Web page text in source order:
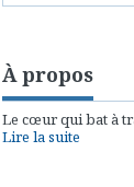
À propos
Le cœur qui bat à
Lire la suite